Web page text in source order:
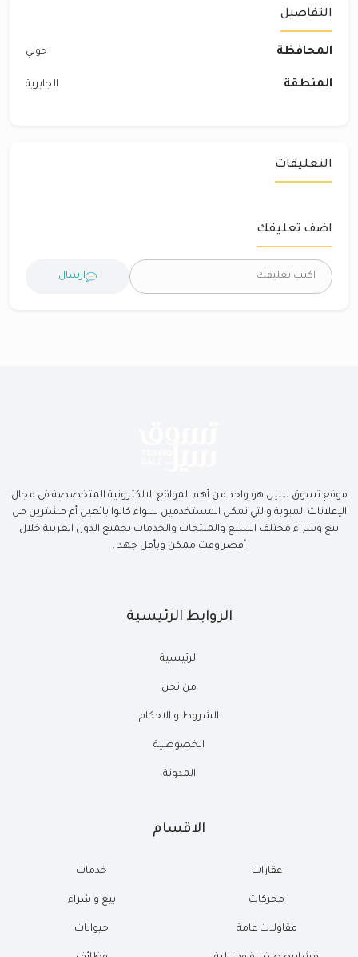
التفاصيل
المحافظة حولي
المنطقة الجابرية
التعليقات
اضف تعليقك
ارسال
موقع تسوق سيل هو واحد من أهم المواقع الالكترونية المتخصصة في مجال
الإعلانات المبوبة والتي تمكن المستخدمين سواء كانوا بائعين أم مشترين من
بيع وشراء مختلف السلع والمنتجات والخدمات بجميع الدول العربية خلال
أقصر وقت ممكن وبأقل جهد .
الروابط الرئيسية
الرئيسية
من نحن
الشروط و الاحكام
الخصوصية
المدونة
الاقسام
عقارات
محركات
مقاولات عامة
خدمات
بيع و شراء
حيوانات